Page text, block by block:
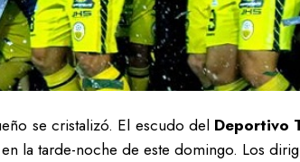
se cristalizó. El escudo del Deportivo
la tarde-noche de este domingo. Los